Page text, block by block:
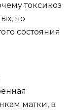
токсикоз
но
состояния
матки, в